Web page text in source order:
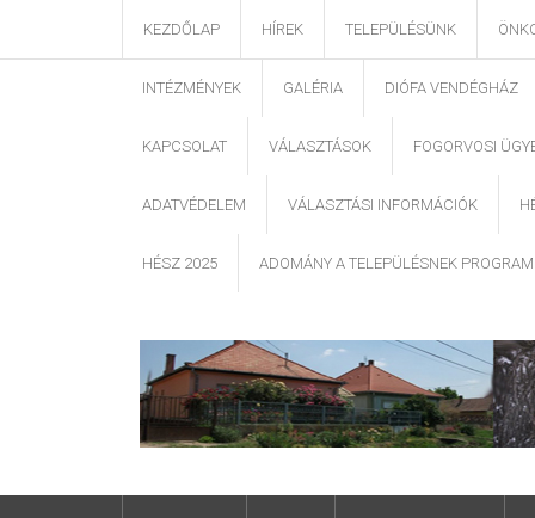
KEZDŐLAP HÍREK TELEPÜLÉSÜNK
INTÉZMÉNYEK GALÉRIA DIÓFA VENDÉGHÁZ
KAPCSOLAT VÁLASZTÁSOK FOGORVOSI
ADATVÉDELEM VÁLASZTÁSI INFORMÁCIÓK
HÉSZ 2025 ADOMÁNY A TELEPÜLÉSNEK PROGRAM